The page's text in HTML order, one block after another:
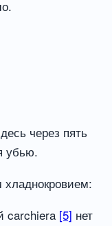
через пять
убью.
carchiera [5] нет